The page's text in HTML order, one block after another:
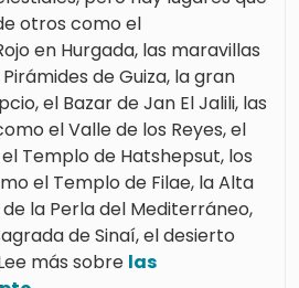
otros como el
en Hurgada, las maravillas
de Guiza, la gran
el Bazar de Jan El Jalili, las
el Valle de los Reyes, el
Templo de Hatshepsut, los
el Templo de Filae, la Alta
la Perla del Mediterráneo,
de Sinaí, el desierto
más sobre las